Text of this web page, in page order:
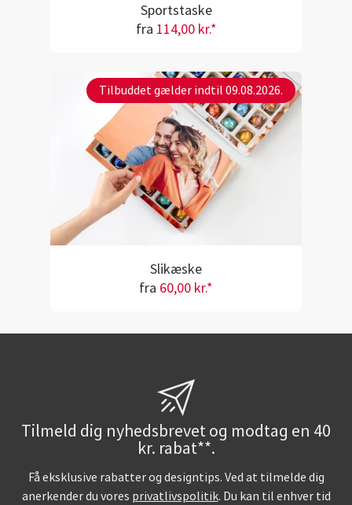
Sportstaske
fra 114,00 kr.*
Tilbuddet gælder indtil 09.08.2026.
Slikæske
fra 60,00 kr.*
Tilmeld dig nyhedsbrevet og modtag en 40
kr. rabat**.
Få eksklusive rabatter og designtips. Ved at tilmelde dig
anerkender du vores privatlivspolitik. Du kan til enhver tid